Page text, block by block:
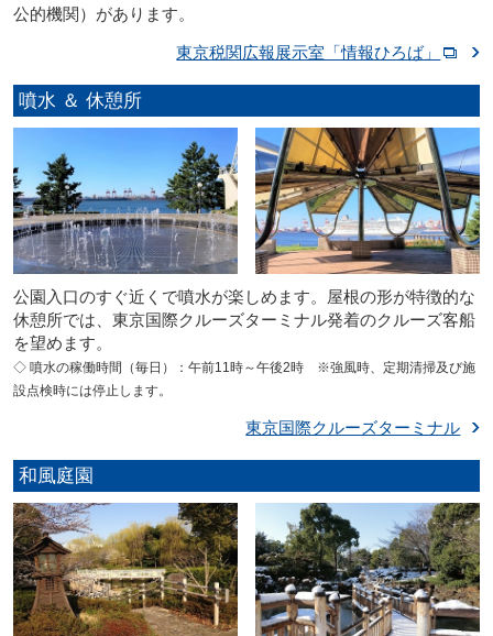
公的機関）があります。
東京税関広報展示室「情報ひろば」
噴水 ＆ 休憩所
公園入口のすぐ近くで噴水が楽しめます。屋根の形が特徴的な
休憩所では、東京国際クルーズターミナル発着のクルーズ客船
を望めます。
◇ 噴水の稼働時間（毎日）：午前11時～午後2時 ※強風時、定期清掃及び施
設点検時には停止します。
東京国際クルーズターミナル
和風庭園